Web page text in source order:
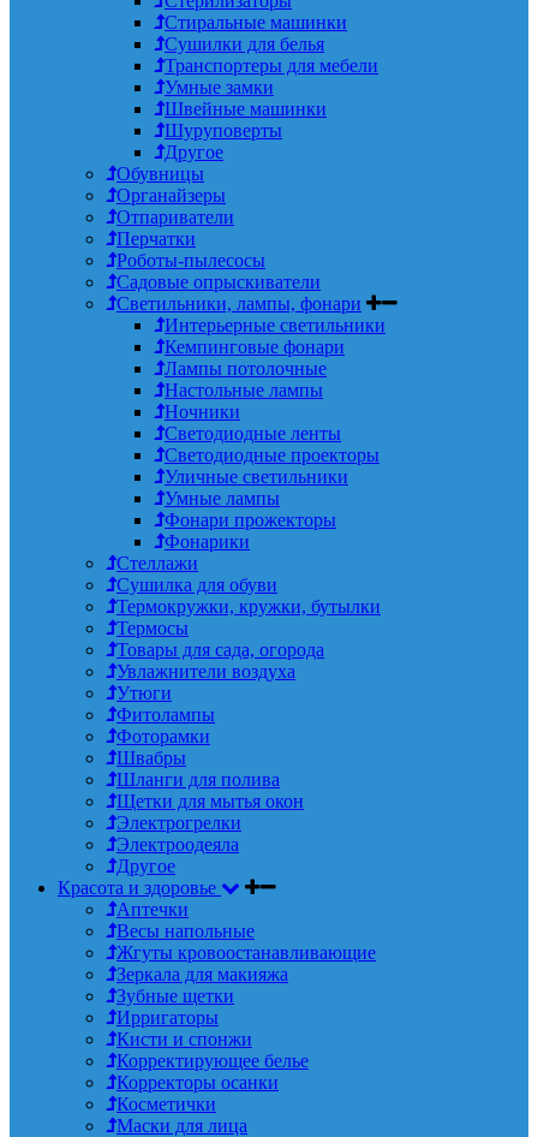
Стиральные машинки
Сушилки для белья
Транспортеры для мебели
Умные замки
Швейные машинки
Шуруповерты
Другое
Обувницы
Органайзеры
Отпариватели
Перчатки
Роботы-пылесосы
Садовые опрыскиватели
Светильники, лампы, фонари
Интерьерные светильники
Кемпинговые фонари
Лампы потолочные
Настольные лампы
Ночники
Светодиодные ленты
Светодиодные проекторы
Уличные светильники
Умные лампы
Фонари прожекторы
Фонарики
Стеллажи
Сушилка для обуви
Термокружки, кружки, бутылки
Термосы
Товары для сада, огорода
Увлажнители воздуха
Утюги
Фитолампы
Фоторамки
Швабры
Шланги для полива
Щетки для мытья окон
Электрогрелки
Электроодеяла
Другое
Красота и здоровье
Аптечки
Весы напольные
Жгуты кровоостанавливающие
Зеркала для макияжа
Зубные щетки
Ирригаторы
Кисти и спонжи
Корректирующее белье
Корректоры осанки
Косметички
Маски для лица